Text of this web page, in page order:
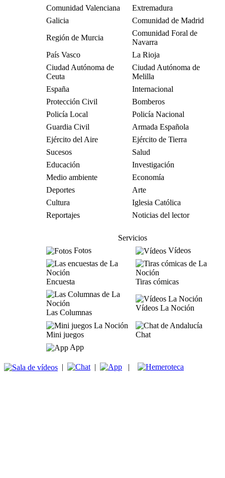
Comunidad Valenciana
Extremadura
Galicia
Comunidad de Madrid
Región de Murcia
Comunidad Foral de
Navarra
País Vasco
La Rioja
Ciudad Autónoma de
Ceuta
Ciudad Autónoma de
Melilla
España
Internacional
Protección Civil
Bomberos
Policía Local
Policía Nacional
Guardia Civil
Armada Española
Ejército del Aire
Ejército de Tierra
Sucesos
Salud
Educación
Investigación
Medio ambiente
Economía
Deportes
Arte
Cultura
Iglesia Católica
Reportajes
Noticias del lector
Servicios
Fotos
Vídeos
Encuesta Tiras cómicas
Las Columnas
Vídeos La Noción
Mini juegos
Chat
App
| | |